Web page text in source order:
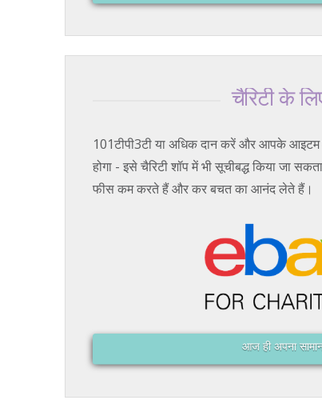
चैरिटी के
101टीपी3टी या अधिक दान करें और आपके आइटम
होगा - इसे चैरिटी शॉप में भी सूचीबद्ध किया जा
फीस कम करते हैं और कर बचत का आनंद लेते हैं।
आज ही अपना